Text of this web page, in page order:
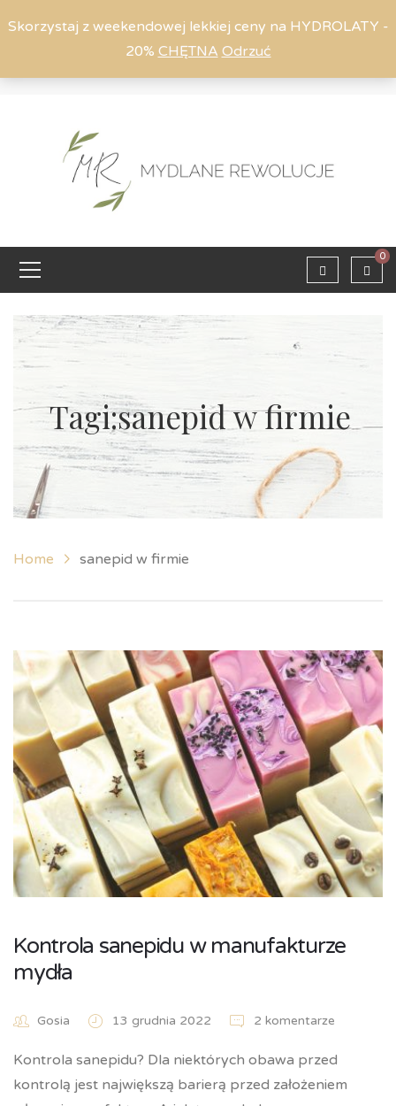
Skorzystaj z weekendowej lekkiej ceny na HYDROLATY -
20% CHĘTNA Odrzuć
0
Tagi:sanepid w firmie
Home sanepid w firmie
Kontrola sanepidu w manufakturze
mydła
Gosia 13 grudnia 2022 2 komentarze
Kontrola sanepidu? Dla niektórych obawa przed
kontrolą jest największą barierą przed założeniem